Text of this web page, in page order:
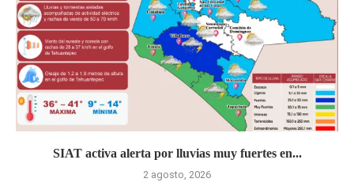
SIAT activa alerta por lluvias muy fuertes en...
2 agosto, 2026